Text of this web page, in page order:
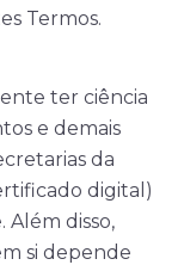
Termos.
ter ciência
e demais
da
digital)
Além disso,
si depende